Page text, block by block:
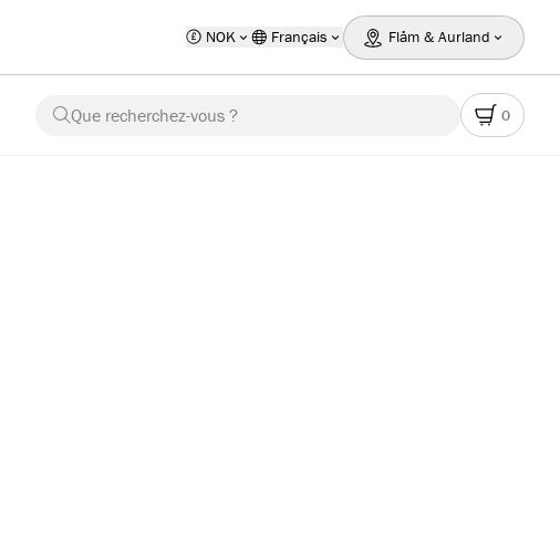
NOK Français Flåm & Aurland
Que recherchez-vous ? 0